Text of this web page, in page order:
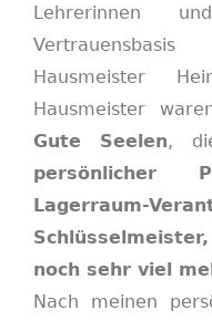
Lehrerinnen
Hausmeister
Hausmeister
Gute Seelen,
persönlicher
Lagerraum-
noch sehr viel
Nach meinen